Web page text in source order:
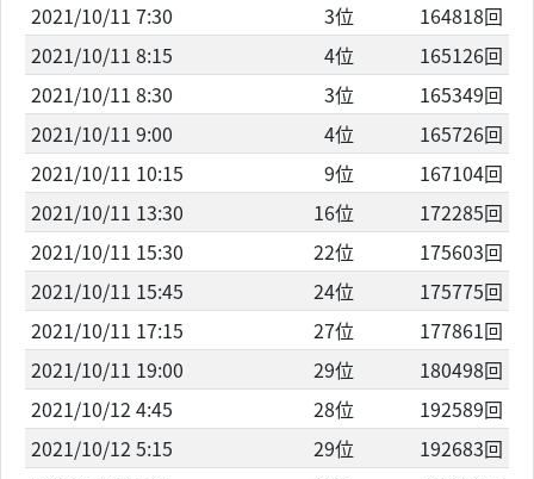
2021/10/11 7:30
3位
164818回
2021/10/11 8:15
4位
165126回
2021/10/11 8:30
3位
165349回
2021/10/11 9:00
4位
165726回
2021/10/11 10:15
9位
167104回
2021/10/11 13:30
16位
172285回
2021/10/11 15:30
22位
175603回
2021/10/11 15:45
24位
175775回
2021/10/11 17:15
27位
177861回
2021/10/11 19:00
29位
180498回
2021/10/12 4:45
28位
192589回
2021/10/12 5:15
29位
192683回